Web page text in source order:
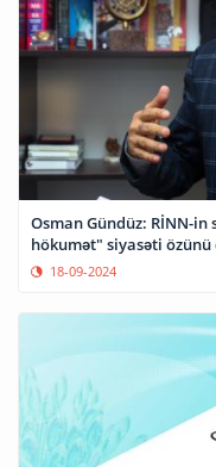
Osman Gündüz: RİNN-in
hökumət" siyasəti
18-09-2024